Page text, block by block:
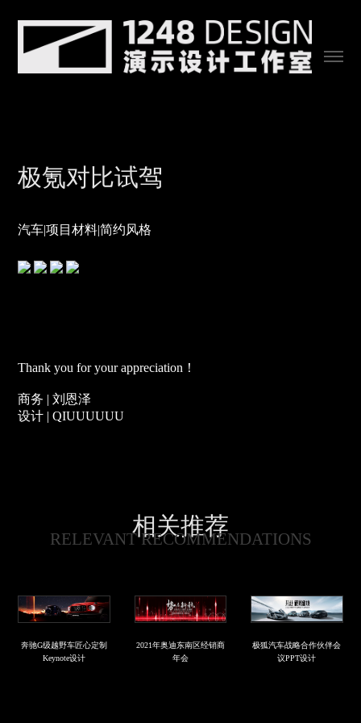
极氪对比试驾
汽车|项目材料|简约风格
Thank you for your appreciation！
商务 | 刘恩泽
设计 | QIUUUUUU
相关推荐
RELEVANT RECOMMENDATIONS
奔驰G级越野车匠心定制
Keynote设计
2021年奥迪东南区经销商
年会
极狐汽车战略合作伙伴会
议PPT设计